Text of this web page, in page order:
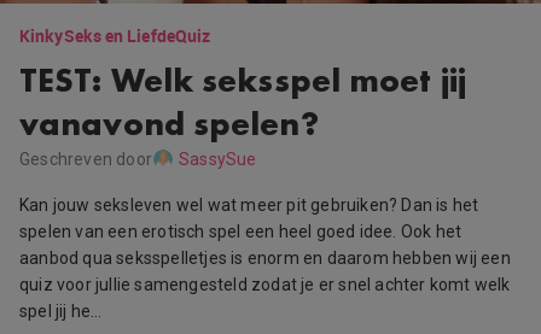
KinkySeks en LiefdeQuiz
TEST: Welk seksspel moet jij
vanavond spelen?
Geschreven door SassySue
Kan jouw seksleven wel wat meer pit gebruiken? Dan is het
spelen van een erotisch spel een heel goed idee. Ook het
aanbod qua seksspelletjes is enorm en daarom hebben wij een
quiz voor jullie samengesteld zodat je er snel achter komt welk
spel jij he…